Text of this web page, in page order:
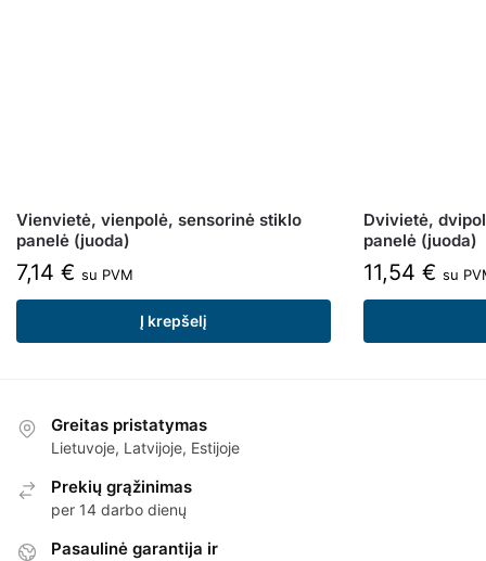
Vienvietė, vienpolė, sensorinė stiklo
panelė (juoda)
7,14 € su PVM
Į krepšelį
Dvivietė,
panelė (juoda)
11,54 € su
Greitas pristatymas
Lietuvoje, Latvijoje, Estijoje
Prekių grąžinimas
per 14 darbo dienų
Pasaulinė garantija ir